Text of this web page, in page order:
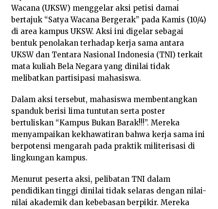
Wacana (UKSW) menggelar aksi petisi damai
bertajuk “Satya Wacana Bergerak” pada Kamis (10/4)
di area kampus UKSW. Aksi ini digelar sebagai
bentuk penolakan terhadap kerja sama antara
UKSW dan Tentara Nasional Indonesia (TNI) terkait
mata kuliah Bela Negara yang dinilai tidak
melibatkan partisipasi mahasiswa.
Dalam aksi tersebut, mahasiswa membentangkan
spanduk berisi lima tuntutan serta poster
bertuliskan “Kampus Bukan Barak!!!”. Mereka
menyampaikan kekhawatiran bahwa kerja sama ini
berpotensi mengarah pada praktik militerisasi di
lingkungan kampus.
Menurut peserta aksi, pelibatan TNI dalam
pendidikan tinggi dinilai tidak selaras dengan nilai-
nilai akademik dan kebebasan berpikir. Mereka